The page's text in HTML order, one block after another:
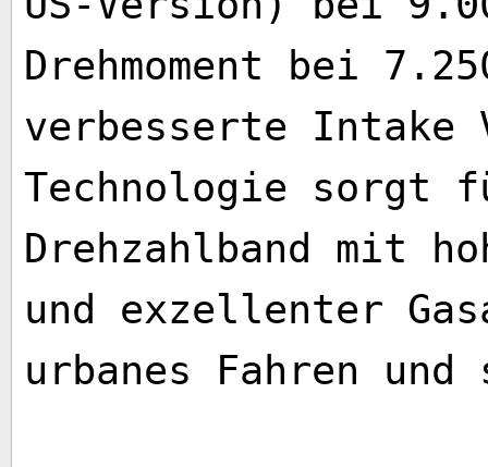
Drehmoment bei
verbesserte Intake
Technologie sorgt
Drehzahlband mit
und exzellenter
urbanes Fahren